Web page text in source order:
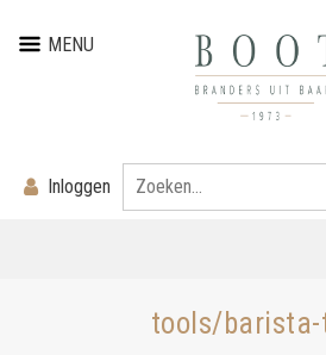
MENU
Inloggen
tools/